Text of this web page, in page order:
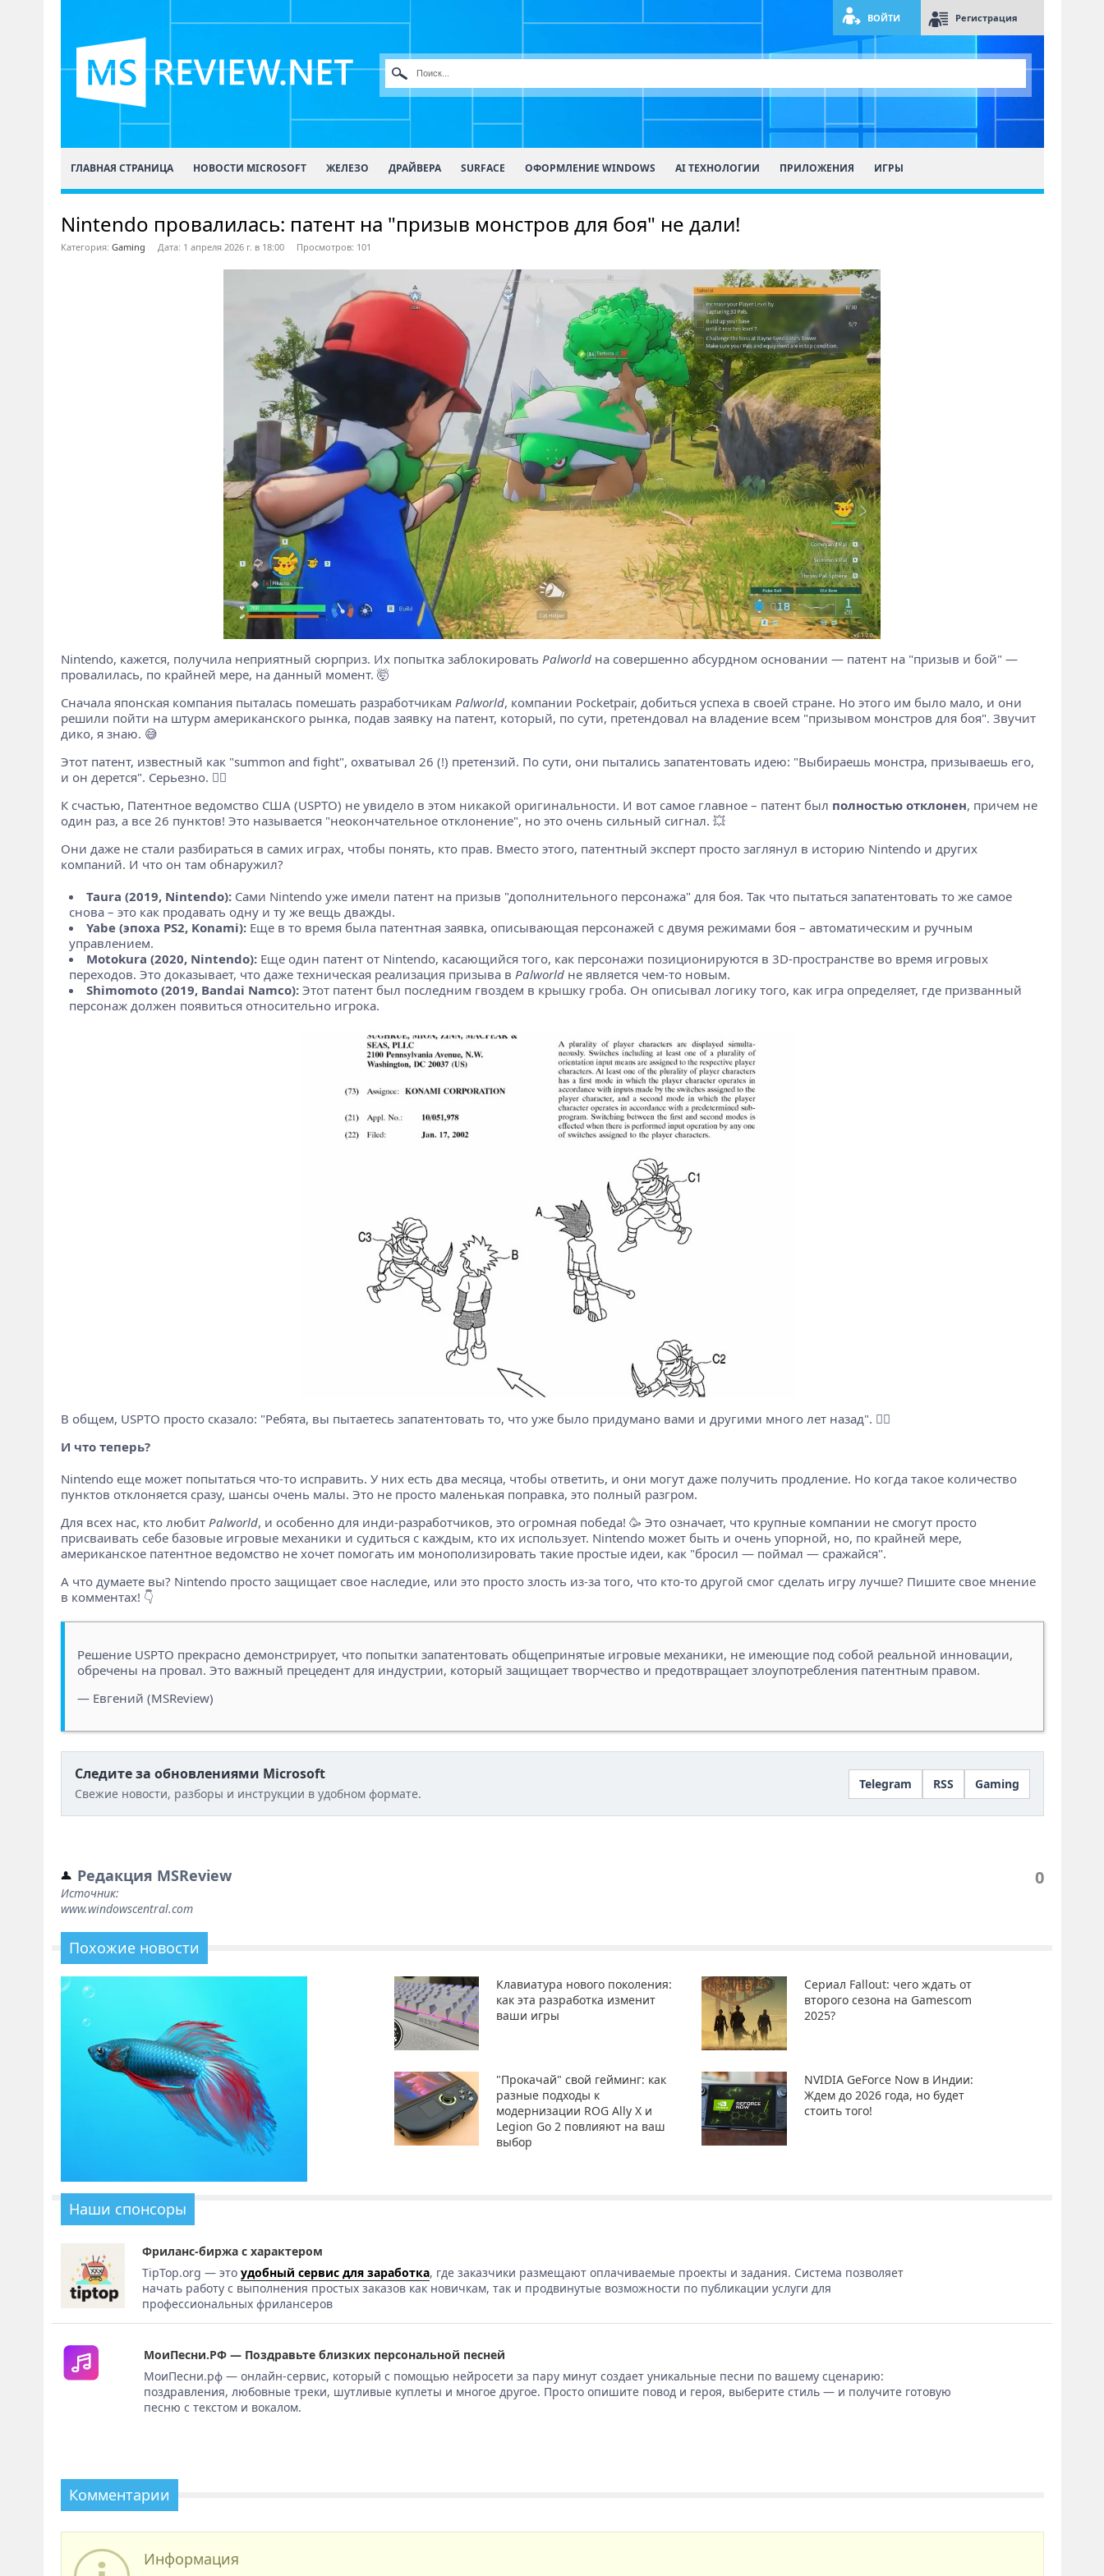
ВОЙТИ Регистрация
ГЛАВНАЯ СТРАНИЦА НОВОСТИ MICROSOFT ЖЕЛЕЗО ДРАЙВЕРА SURFACE ОФОРМЛЕНИЕ WINDOWS AI ТЕХНОЛОГИИ ПРИЛОЖЕНИЯ ИГРЫ
Nintendo провалилась: патент на "призыв монстров для боя" не дали!
Категория: Gaming Дата: 1 апреля 2026 г. в 18:00 Просмотров: 101
Nintendo, кажется, получила неприятный сюрприз. Их попытка заблокировать Palworldна совершенно абсурдном основании — патент на "призыв и бой" —
провалилась, по крайней мере, на данный момент. 🤯
Сначала японская компания пыталась помешать разработчикам Palworld, компании Pocketpair, добиться успеха в своей стране. Но этого им было мало, и они
решили пойти на штурм американского рынка, подав заявку на патент, который, по сути, претендовал на владение всем "призывом монстров для боя". Звучит
дико, я знаю. 😅
Этот патент, известный как "summon and fight", охватывал 26 (!) претензий. По сути, они пытались запатентовать идею: "Выбираешь монстра, призываешь его,
и он дерется". Серьезно. 🤦‍♂️
К счастью, Патентное ведомство США (USPTO) не увидело в этом никакой оригинальности. И вот самое главное – патент был полностью отклонен, причем не
один раз, а все 26 пунктов! Это называется "неокончательное отклонение", но это очень сильный сигнал. 💥
Они даже не стали разбираться в самих играх, чтобы понять, кто прав. Вместо этого, патентный эксперт просто заглянул в историю Nintendo и других
компаний. И что он там обнаружил?
Taura (2019, Nintendo):Сами Nintendo уже имели патент на призыв "дополнительного персонажа" для боя. Так что пытаться запатентовать то же самое
снова – это как продавать одну и ту же вещь дважды.
Yabe (эпоха PS2, Konami):Еще в то время была патентная заявка, описывающая персонажей с двумя режимами боя – автоматическим и ручным
управлением.
Motokura (2020, Nintendo):Еще один патент от Nintendo, касающийся того, как персонажи позиционируются в 3D-пространстве во время игровых
переходов. Это доказывает, что даже техническая реализация призыва в Palworldне является чем-то новым.
Shimomoto (2019, Bandai Namco):Этот патент был последним гвоздем в крышку гроба. Он описывал логику того, как игра определяет, где призванный
персонаж должен появиться относительно игрока.
В общем, USPTO просто сказало: "Ребята, вы пытаетесь запатентовать то, что уже было придумано вами и другими много лет назад". 🤷‍♂️
И что теперь?
Nintendo еще может попытаться что-то исправить. У них есть два месяца, чтобы ответить, и они могут даже получить продление. Но когда такое количество
пунктов отклоняется сразу, шансы очень малы. Это не просто маленькая поправка, это полный разгром.
Для всех нас, кто любит Palworld, и особенно для инди-разработчиков, это огромная победа! 🥳 Это означает, что крупные компании не смогут просто
присваивать себе базовые игровые механики и судиться с каждым, кто их использует. Nintendo может быть и очень упорной, но, по крайней мере,
американское патентное ведомство не хочет помогать им монополизировать такие простые идеи, как "бросил — поймал — сражайся".
А что думаете вы? Nintendo просто защищает свое наследие, или это просто злость из-за того, что кто-то другой смог сделать игру лучше? Пишите свое мнение
в комментах! 👇
Решение USPTO прекрасно демонстрирует, что попытки запатентовать общепринятые игровые механики, не имеющие под собой реальной инновации,
обречены на провал. Это важный прецедент для индустрии, который защищает творчество и предотвращает злоупотребления патентным правом.
— Евгений (MSReview)
Следите за обновлениями Microsoft
Свежие новости, разборы и инструкции в удобном формате.
Telegram RSS Gaming
Редакция MSReview
Источник:
www.windowscentral.com
0
Похожие новости
Клавиатура нового поколения:
как эта разработка изменит
ваши игры
Сериал Fallout: чего ждать от
второго сезона на Gamescom
2025?
"Прокачай" свой гейминг: как
разные подходы к
модернизации ROG Ally X и
Legion Go 2 повлияют на ваш
выбор
NVIDIA GeForce Now в Индии:
Ждем до 2026 года, но будет
стоить того!
Наши спонсоры
Фриланс-биржа с характером
TipTop.org — этоудобный сервис для заработка, где заказчики размещают оплачиваемые проекты и задания. Система позволяет
начать работу с выполнения простых заказов как новичкам, так и продвинутые возможности по публикации услуги для
профессиональных фрилансеров
МоиПесни.РФ — Поздравьте близких персональной песней
МоиПесни.рф — онлайн-сервис, который с помощью нейросети за пару минут создает уникальные песни по вашему сценарию:
поздравления, любовные треки, шутливые куплеты и многое другое. Просто опишите повод и героя, выберите стиль — и получите готовую
песню с текстом и вокалом.
Комментарии
Информация